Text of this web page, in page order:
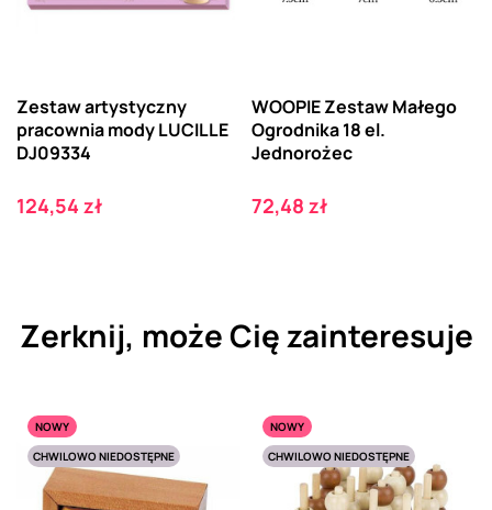
Zestaw artystyczny
pracownia mody LUCILLE
DJ09334
Cena
124,54 zł
WOOPIE Zestaw Małego
Ogrodnika 18 el.
Jednorożec
Cena
72,48 zł
Zerknij, może Cię zainteresuje
NOWY
CHWILOWO NIEDOSTĘPNE
NOWY
CHWILOWO NIEDOSTĘPNE